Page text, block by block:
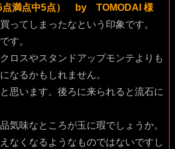
満点中5点） by TOMODAI 様
ってしまったなという印象です。
す。
ロスやスタンドアップモンテよりも
なるかもしれません。
思います。後ろに来られると流石に
気味なところが玉に瑕でしょうか。
なくなるようなものではないですし